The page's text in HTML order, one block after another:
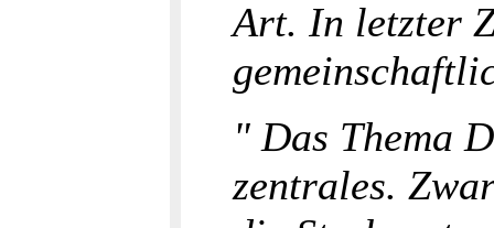
Art. In letzter
" Das Thema
zentrales.